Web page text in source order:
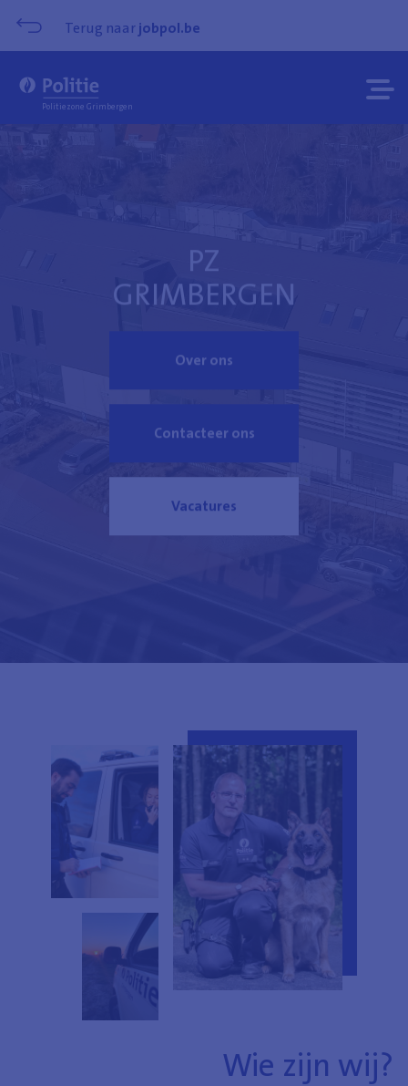
Terug naarjobpol.be
Politiezone Grimbergen
Menu
Menu
PZ
GRIMBERGEN
Over ons
Contacteer ons
Vacatures
Wie zijn wij?